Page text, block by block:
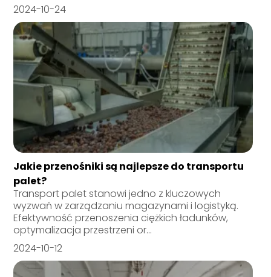
2024-10-24
Jakie przenośniki są najlepsze do transportu
palet?
Transport palet stanowi jedno z kluczowych
wyzwań w zarządzaniu magazynami i logistyką.
Efektywność przenoszenia ciężkich ładunków,
optymalizacja przestrzeni or...
2024-10-12